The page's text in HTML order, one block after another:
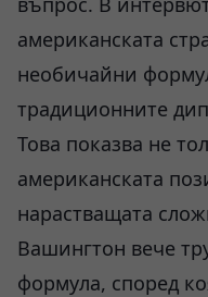
американската
необичайни
традиционните
Това показва не
американската
нарастващата
Вашингтон вече
формула, според